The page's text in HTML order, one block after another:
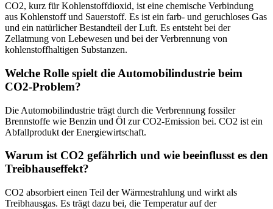
CO2, kurz für Kohlenstoffdioxid, ist eine chemische Verbindung
aus Kohlenstoff und Sauerstoff. Es ist ein farb- und geruchloses Gas
und ein natürlicher Bestandteil der Luft. Es entsteht bei der
Zellatmung von Lebewesen und bei der Verbrennung von
kohlenstoffhaltigen Substanzen.
Welche Rolle spielt die Automobilindustrie beim
CO2-Problem?
Die Automobilindustrie trägt durch die Verbrennung fossiler
Brennstoffe wie Benzin und Öl zur CO2-Emission bei. CO2 ist ein
Abfallprodukt der Energiewirtschaft.
Warum ist CO2 gefährlich und wie beeinflusst es den
Treibhauseffekt?
CO2 absorbiert einen Teil der Wärmestrahlung und wirkt als
Treibhausgas. Es trägt dazu bei, die Temperatur auf der